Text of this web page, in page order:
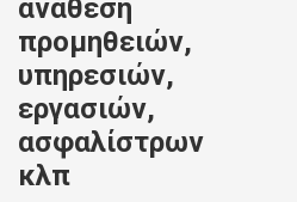
ανάθεση
προμηθειών,
υπηρεσιών,
εργασιών,
ασφαλίστρων
κλπ